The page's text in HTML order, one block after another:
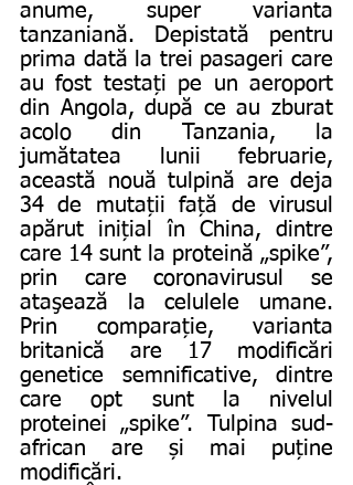
anume, super varianta
tanzaniană. Depistată pentru
prima dată la trei pasageri care
au fost testați pe un aeroport
din Angola, după ce au zburat
acolo din Tanzania, la
jumătatea lunii februarie,
această nouă tulpină are deja
34 de mutații față de virusul
apărut inițial în China, dintre
care 14 sunt la proteină „spike”,
prin care coronavirusul se
ataşează la celulele umane.
Prin comparație, varianta
britanică are 17 modificări
genetice semnificative, dintre
care opt sunt la nivelul
proteinei „spike”. Tulpina sud-
african are și mai puține
modificări.